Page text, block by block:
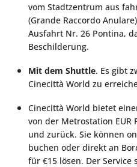
vom Stadtzentrum aus
(Grande Raccordo
Ausfahrt Nr. 26 Pontina,
Beschilderung.
Mit dem Shuttle. Es gibt
Cinecittà World zu
Cinecittà World bietet
von der Metrostation EUR
und zurück. Sie können
buchen oder direkt an
für €15 lösen. Der